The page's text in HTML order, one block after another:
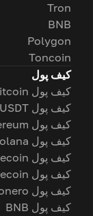
Tron
BNB
Polygon
Toncoin
کیف پول
کیف پول Bitcoin
کیف پول USDT
کیف پول Ethereum
کیف پول Solana
کیف پول Litecoin
کیف پول Dogecoin
کیف پول Monero
کیف پول BNB